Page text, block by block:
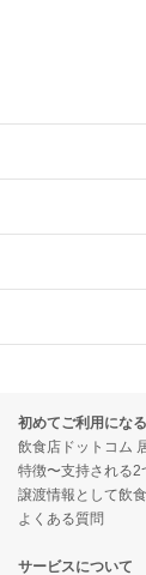
件の案件一覧
却物件の案件一
却物件の案件一
却物件の案件一
案件一覧
案件一覧
件の案件一覧
却物件の案件一
案件一覧
却物件の案件一
案件一覧
却物件の案件一
案件一覧
案件一覧
物件の案件一覧
き売却物件の案
件の案件一覧
物件の案件一覧
初めてご利用にな
飲食店ドットコム
特徴〜支持される2
譲渡情報として飲
よくある質問
サービスについて